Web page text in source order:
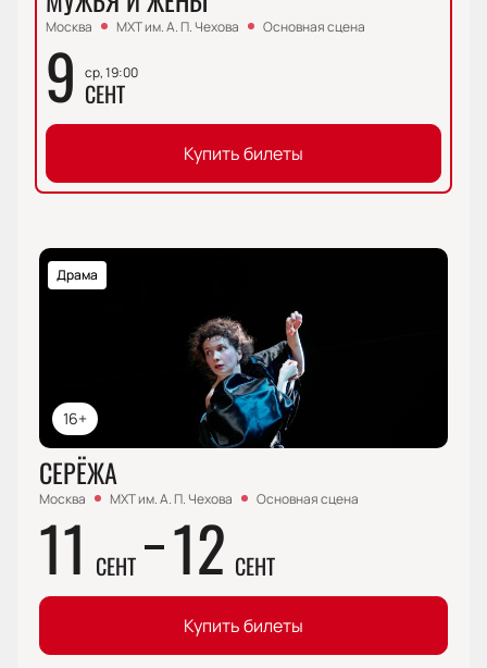
Москва МХТ им. А. П. Чехова Основная сцена
9 ср, 19:00
СЕНТ
Купить билеты
16+
Драма
СЕРЁЖА
Москва МХТ им. А. П. Чехова Основная сцена
11 СЕНТ 12 СЕНТ
Купить билеты